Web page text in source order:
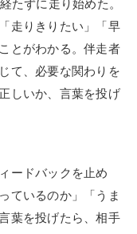
たずに走り始めた。
走りきりたい」「早
とがわかる。伴走者
て、必要な関わりを
しいか、言葉を投げ
ードバックを止め
ているのか」「うま
葉を投げたら、相手